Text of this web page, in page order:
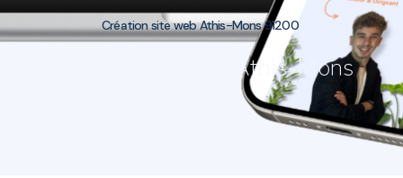
Création site web Athis-Mons 91200
Création site web Athis-Mons